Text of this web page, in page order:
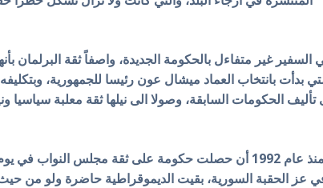
غير متفاءل بالحكومة الجديدة، واصفاً ثقة البرلمان
بدأت بانتخاب العماد ميشال عون رئيسا للجمهورية،
ويشدد ريفي على أنه "لم يحصل منذ عام 1992 أن حصلت حكومة على ثقة مجلس
عز الحقبة السورية، بقيت الديموقراطية حاضرة ولو من